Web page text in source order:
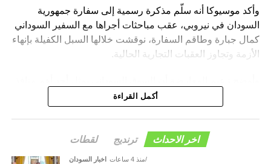
وأكد موسيوكا أنه سلّم مذكرة رسمية إلى سفارة جمهورية
السودان في نيروبي، عقب مباحثات أجراها مع السفير السوداني
كمال جبارة وطاقم السفارة، نوقشت خلالها السبل الكفيلة بإنهاء
الأزمة وتجاوز العقبات التجارية الحالية.
كيلوغرام من الشاي الكيني، بقيمة مالية تصل إلى 70 مليون
دولار، مما يجعله ضمن قائمة كبرى خمسة أسواق مستوردة لهذا
المنتج الحيوي.
أكمل القراءة
اخر الاحداث ترنديج لقطات
اخبار السودان منذ 4 ساعات